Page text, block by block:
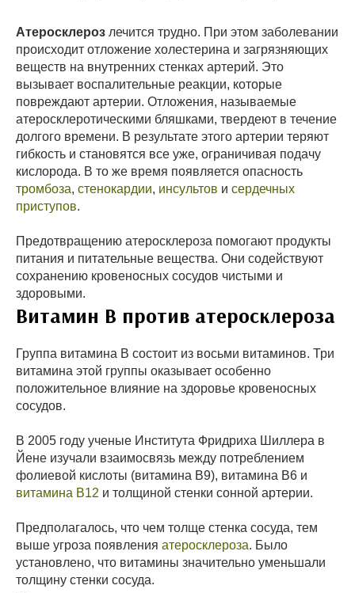
Атеросклероз лечится трудно. При этом заболевании
происходит отложение холестерина и загрязняющих
веществ на внутренних стенках артерий. Это
вызывает воспалительные реакции, которые
повреждают артерии. Отложения, называемые
атеросклеротическими бляшками, твердеют в течение
долгого времени. В результате этого артерии теряют
гибкость и становятся все уже, ограничивая подачу
кислорода. В то же время появляется опасность
тромбоза, стенокардии, инсультов и сердечных
приступов.
Предотвращению атеросклероза помогают продукты
питания и питательные вещества. Они содействуют
сохранению кровеносных сосудов чистыми и
здоровыми.
Витамин B против атеросклероза
Группа витамина B состоит из восьми витаминов. Три
витамина этой группы оказывает особенно
положительное влияние на здоровье кровеносных
сосудов.
В 2005 году ученые Института Фридриха Шиллера в
Йене изучали взаимосвязь между потреблением
фолиевой кислоты (витамина B9), витамина В6 и
витамина В12 и толщиной стенки сонной артерии.
Предполагалось, что чем толще стенка сосуда, тем
выше угроза появления атеросклероза. Было
установлено, что витамины значительно уменьшали
толщину стенки сосуда.